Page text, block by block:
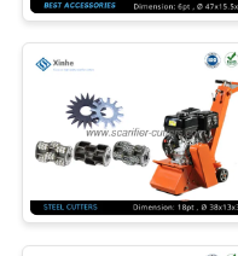
DI
NOI
VISITA
FABBRICA